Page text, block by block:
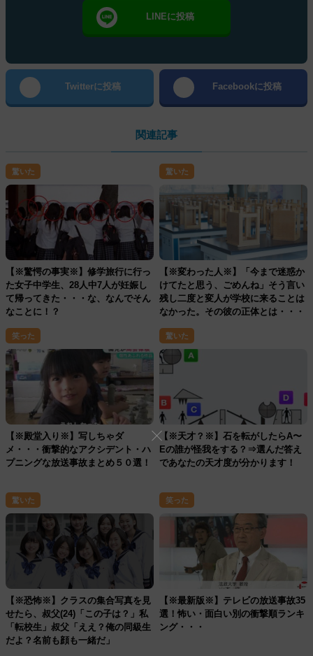
LINEに投稿
Twitterに投稿 Facebookに投稿
関連記事
驚いた
【※驚愕の事実※】修学旅行に行っ
た女子中学生、28人中7人が妊娠し
て帰ってきた・・・な、なんでそん
なことに！？
驚いた
【※変わった人※】「今まで迷惑か
けてたと思う、ごめんね」そう言い
残し二度と変人が学校に来ることは
なかった。その彼の正体とは・・・
笑った
【※殿堂入り※】写しちゃダ
メ・・・衝撃的なアクシデント・ハ
プニングな放送事故まとめ５０選！
驚いた
【※天才？※】石を転がしたらA〜
Eの誰が怪我をする？⇒選んだ答え
であなたの天才度が分かります！
驚いた
【※恐怖※】クラスの集合写真を見
せたら、叔父(24)「この子は？」私
「転校生」叔父「ええ？俺の同級生
だよ？名前も顔も一緒だ」
笑った
【※最新版※】テレビの放送事故35
選！怖い・面白い別の衝撃順ランキ
ング・・・